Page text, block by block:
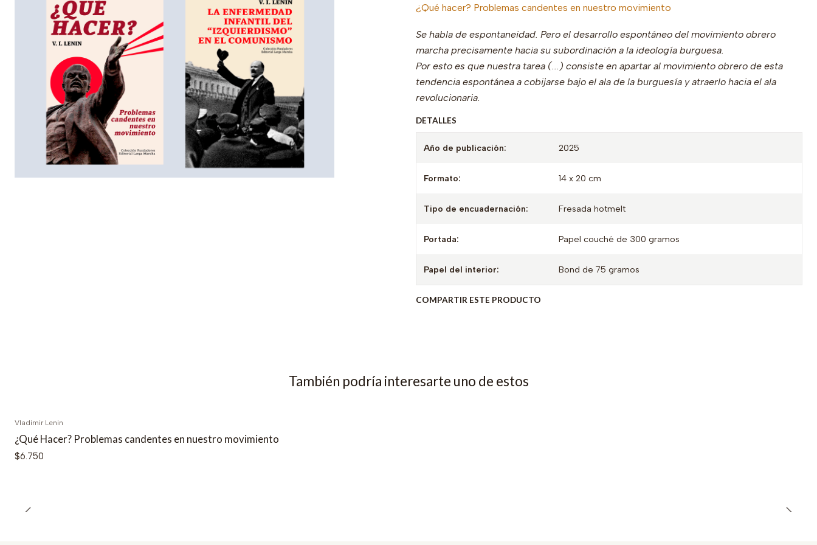
¿Qué hacer? Problemas candentes en nuestro movimiento
Se habla de espontaneidad. Pero el desarrollo espontáneo del movimiento obrero
marcha precisamente hacia su subordinación a la ideología burguesa.
Por esto es que nuestra tarea (...) consiste en apartar al movimiento obrero de esta
tendencia espontánea a cobijarse bajo el ala de la burguesía y atraerlo hacia el ala
revolucionaria.
DETALLES
Año de publicación: 2025
Formato: 14 x 20 cm
Tipo de encuadernación: Fresada hotmelt
Portada: Papel couché de 300 gramos
Papel del interior: Bond de 75 gramos
COMPARTIR ESTE PRODUCTO
También podría interesarte uno de estos
Vladimir Lenin
¿Qué Hacer? Problemas candentes en nuestro movimiento
$6.750